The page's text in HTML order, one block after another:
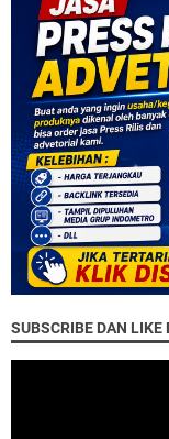
SUBSCRIBE DAN LIKE